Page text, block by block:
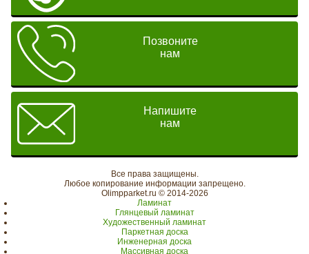
Позвоните
нам
Напишите
нам
Все права защищены.
Любое копирование информации запрещено.
Olimpparket.ru © 2014-2026
Ламинат
Глянцевый ламинат
Художественный ламинат
Паркетная доска
Инженерная доска
Массивная доска